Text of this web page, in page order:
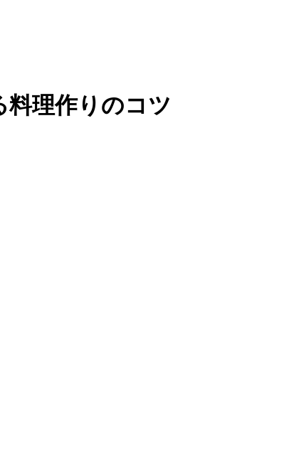
料理作りのコツ